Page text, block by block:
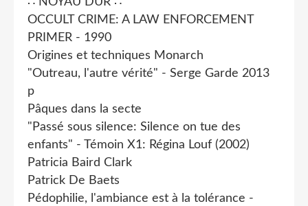
OCCULT CRIME: A LAW ENFORCEMENT
PRIMER - 1990
Origines et techniques Monarch
"Outreau, l'autre vérité" - Serge Garde 2013
p
Pâques dans la secte
"Passé sous silence: Silence on tue des
enfants" - Témoin X1: Régina Louf (2002)
Patricia Baird Clark
Patrick De Baets
Pédophilie, l'ambiance est à la tolérance -